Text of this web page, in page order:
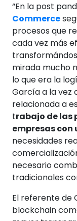
“En la post
Commerce
procesos que
cada vez más
mirada mucho
lo que era la
García a la vez
relacionada a
trabajo de las
empresas
necesidades
necesario
tradicionales
El referente de
blockchain